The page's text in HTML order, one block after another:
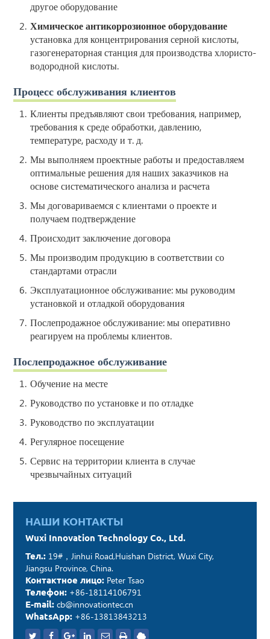
другое оборудование
Химическое антикоррозионное оборудование
установка для концентрирования серной кислоты,
газогенераторная станция для производства хлористо-
водородной кислоты.
Процесс обслуживания клиентов
Клиенты предъявляют свои требования, например,
требования к среде обработки, давлению,
температуре, расходу и т. д.
Мы выполняем проектные работы и предоставляем
оптимальные решения для наших заказчиков на
основе систематического анализа и расчета
Мы договариваемся с клиентами о проекте и
получаем подтверждение
Происходит заключение договора
Мы производим продукцию в соответствии со
стандартами отрасли
Эксплуатационное обслуживание: мы руководим
установкой и отладкой оборудования
Послепродажное обслуживание: мы оперативно
реагируем на проблемы клиентов.
Послепродажное обслуживание
Обучение на месте
Руководство по установке и по отладке
Руководство по эксплуатации
Регулярное посещение
Сервис на территории клиента в случае
чрезвычайных ситуаций
НАШИ КОНТАКТЫ
Wuxi Innovation Technology Co., Ltd.
Тел.: 19#，Jinhui Road,Huishan District, Wuxi City,
Jiangsu Province, China.
Контактное лицо: Peter Tsao
Телефон: +86-18114106791
E-mail:cb@innovationtec.cn
WhatsApp: +86-13813843213